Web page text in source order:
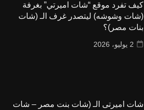
كيف تفرد موقع “شات اميرتي” بغرفة
(شات وشوشه) ليتصدر غرف الـ (شات
بنات مصر)؟
2 يوليو، 2026
شات اميرتى الـ (شات بنت مصر – شات